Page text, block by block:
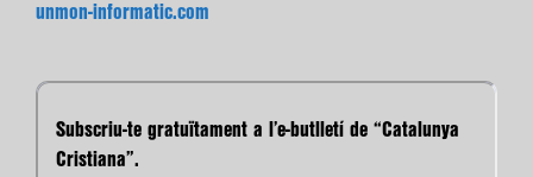
unmon-informatic.com
Subscriu-te gratuïtament a l’e-butlletí de “Catalunya
Cristiana”.